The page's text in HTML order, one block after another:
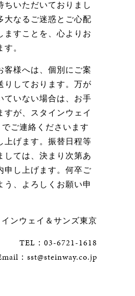
ちいただいておりまし
大なるご迷惑とご心配
ますことを、心よりお
。
客様へは、個別にご案
りしております。万が
ていない場合は、お手
すが、スタインウェイ
ご連絡くださいます
上げます。振替日程等
しては、決まり次第あ
申し上げます。何卒ご
う、よろしくお願い申
ンウェイ＆サンズ東京
TEL：03-6721-1618
：sst@steinway.co.jp